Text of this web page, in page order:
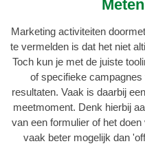
Marketing activiteiten
te vermelden is dat het niet
Toch kun je met de juiste
of specifieke
resultaten. Vaak is daarbij
meetmoment. Denk hierbij
van een formulier of het
vaak beter mogelijk dan